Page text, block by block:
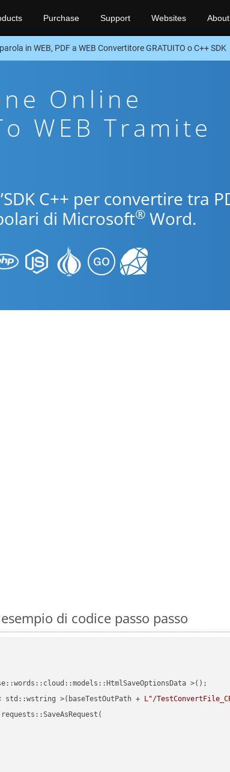
Purchase Support Websites About
in WEB, PDF a WEB Convertitore GRATUITO o C++ SDK
Online
WEB Tramite
C++ per convertire tra
di Microsoft® Word.
di codice passo passo
>();
std::wstring >(baseTestOutPath + L"/
requests::SaveAsRequest(